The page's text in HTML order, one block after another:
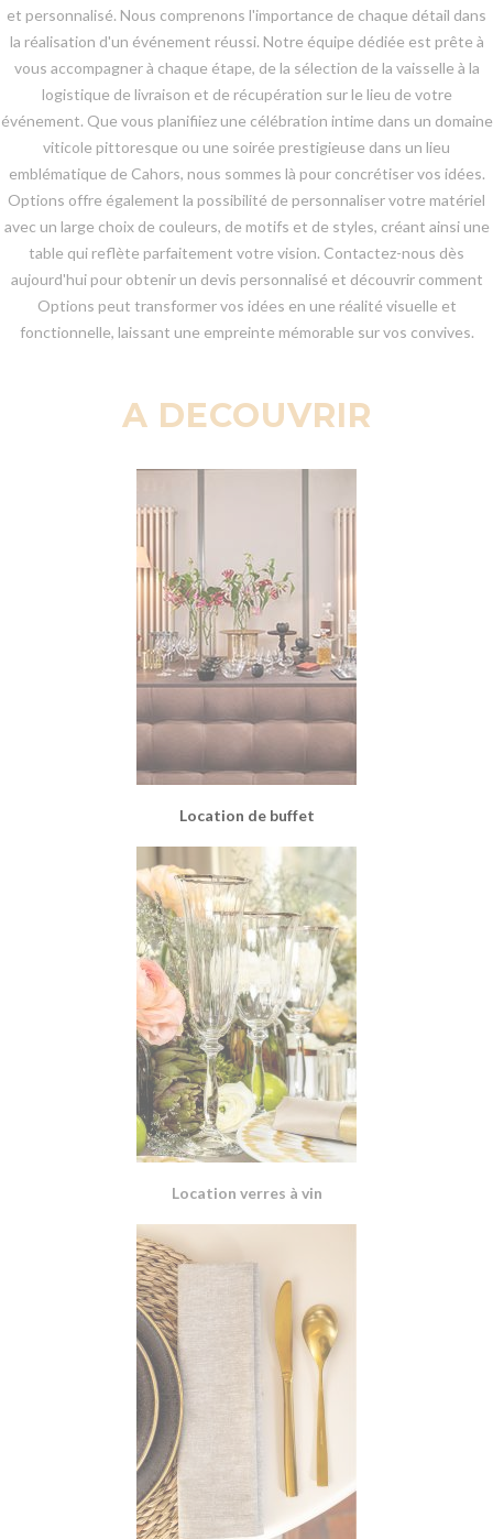
et personnalisé. Nous comprenons l'importance de chaque détail dans
la réalisation d'un événement réussi. Notre équipe dédiée est prête à
vous accompagner à chaque étape, de la sélection de la vaisselle à la
logistique de livraison et de récupération sur le lieu de votre
événement. Que vous planifiiez une célébration intime dans un domaine
viticole pittoresque ou une soirée prestigieuse dans un lieu
emblématique de Cahors, nous sommes là pour concrétiser vos idées.
Options offre également la possibilité de personnaliser votre matériel
avec un large choix de couleurs, de motifs et de styles, créant ainsi une
table qui reflète parfaitement votre vision. Contactez-nous dès
aujourd'hui pour obtenir un devis personnalisé et découvrir comment
Options peut transformer vos idées en une réalité visuelle et
fonctionnelle, laissant une empreinte mémorable sur vos convives.
A DECOUVRIR
Location de buffet
Location verres à vin